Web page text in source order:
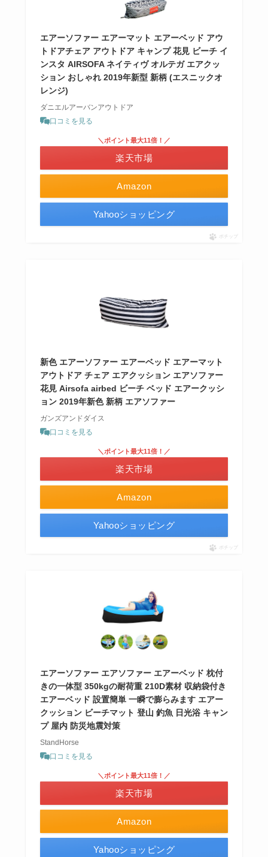
エアーソファー エアーマット エアーベッド アウ
トドアチェア アウトドア キャンプ 花見 ビーチ イ
ンスタ AIRSOFA ネイティヴ オルテガ エアクッ
ション おしゃれ 2019年新型 新柄 (エスニックオ
レンジ)
ダニエルアーバンアウトドア
口コミを見る
Amazon
＼ポイント最大11倍！／
楽天市場
Yahooショッピング
ポチップ
新色 エアーソファー エアーベッド エアーマット
アウトドア チェア エアクッション エアソファー
花見 Airsofa airbed ビーチ ベッド エアークッシ
ョン 2019年新色 新柄 エアソファー
ガンズアンドダイス
口コミを見る
Amazon
＼ポイント最大11倍！／
楽天市場
Yahooショッピング
ポチップ
エアーソファー エアソファー エアーベッド 枕付
きの一体型 350kgの耐荷重 210D素材 収納袋付き
エアーベッド 設置簡単 一瞬で膨らみます エアー
クッション ビーチマット 登山 釣魚 日光浴 キャン
プ 屋内 防災地震対策
StandHorse
口コミを見る
Amazon
＼ポイント最大11倍！／
楽天市場
Yahooショッピング